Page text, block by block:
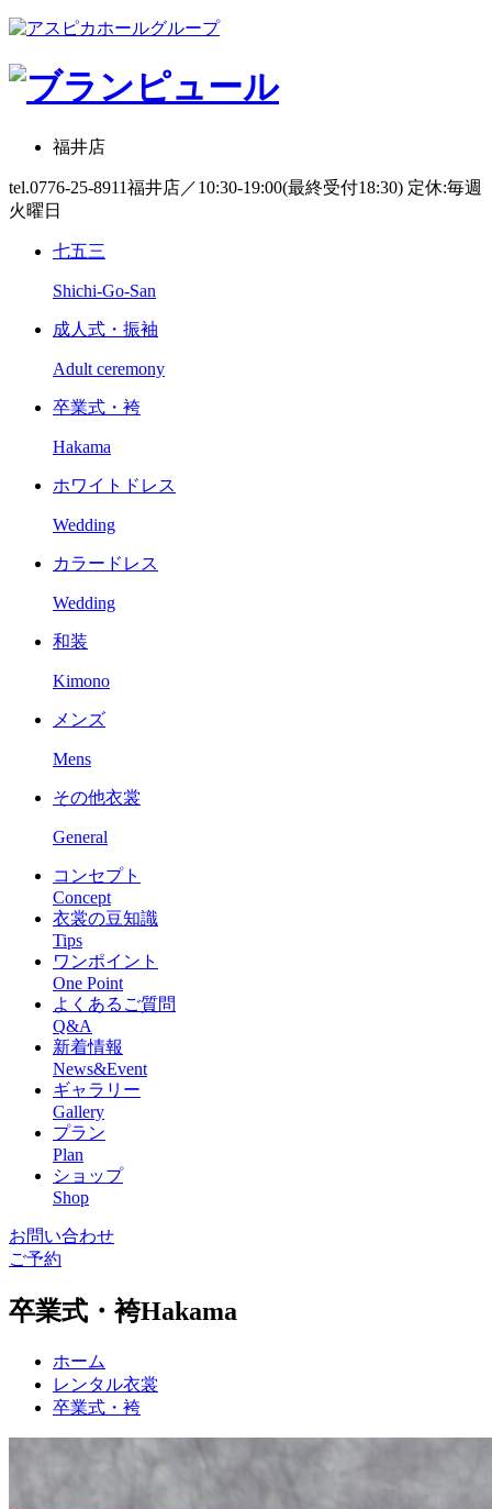
福井店
tel.0776-25-8911福井店／10:30-19:00(最終受付18:30) 定休:毎週
火曜日
七五三
Shichi-Go-San
成人式・振袖
Adult ceremony
卒業式・袴
Hakama
ホワイトドレス
Wedding
カラードレス
Wedding
和装
Kimono
メンズ
Mens
その他衣裳
General
コンセプト
Concept
衣裳の豆知識
Tips
ワンポイント
One Point
よくあるご質問
Q&A
新着情報
News&Event
ギャラリー
Gallery
プラン
Plan
ショップ
Shop
お問い合わせ
ご予約
卒業式・袴Hakama
ホーム
レンタル衣裳
卒業式・袴